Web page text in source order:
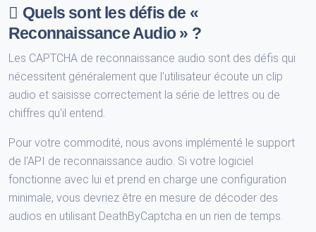
Quels sont les défis de «
Reconnaissance Audio » ?
Les CAPTCHA de reconnaissance audio sont des défis qui
nécessitent généralement que l'utilisateur écoute un clip
audio et saisisse correctement la série de lettres ou de
chiffres qu'il entend.
Pour votre commodité, nous avons implémenté le support
de l'API de reconnaissance audio. Si votre logiciel
fonctionne avec lui et prend en charge une configuration
minimale, vous devriez être en mesure de décoder des
audios en utilisant DeathByCaptcha en un rien de temps.